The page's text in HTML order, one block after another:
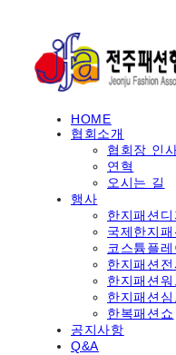
HOME
협회소개
협회장 인
연혁
오시는 길
행사
한지패션
국제한지패
코스튬플
한지패션전
한지패션
한지패션심
한복패션쇼
공지사항
Q&A